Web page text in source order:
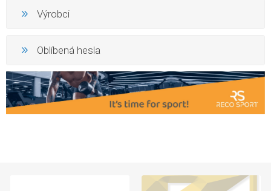
Výrobci
Oblíbená hesla